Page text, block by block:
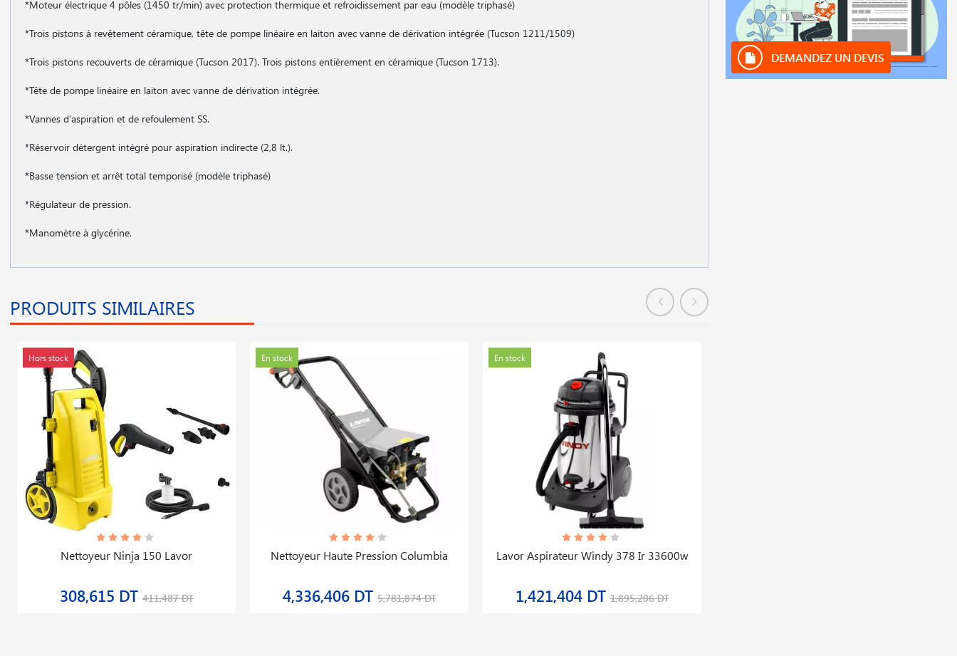
*Moteur électrique 4 pôles (1450 tr/min) avec protection thermique et refroidissement par eau (modèle triphasé)
*Trois pistons à revêtement céramique, tête de pompe linéaire en laiton avec vanne de dérivation intégrée (Tucson 1211/1509)
*Trois pistons recouverts de céramique (Tucson 2017). Trois pistons entièrement en céramique (Tucson 1713).
*Tête de pompe linéaire en laiton avec vanne de dérivation intégrée.
*Vannes d′aspiration et de refoulement SS.
*Réservoir détergent intégré pour aspiration indirecte (2,8 lt.).
*Basse tension et arrêt total temporisé (modèle triphasé)
*Régulateur de pression.
*Manomètre à glycérine.
PRODUITS SIMILAIRES
Hors stock
Nettoyeur Ninja 150 Lavor
308,615 DT411,487 DT
En stock
Nettoyeur Haute Pression Columbia
4,336,406 DT5,781,874 DT
En stock
Lavor Aspirateur Windy 378 Ir 33600w
1,421,404 DT1,895,206 DT
DEMANDEZ UN DEVIS